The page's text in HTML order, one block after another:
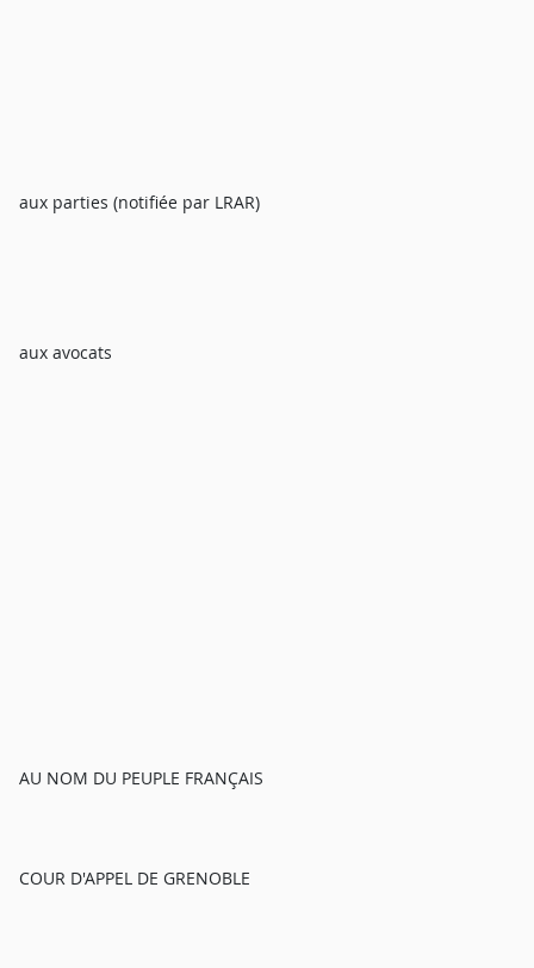
aux parties (notifiée par LRAR)
aux avocats
AU NOM DU PEUPLE FRANÇAIS
COUR D'APPEL DE GRENOBLE